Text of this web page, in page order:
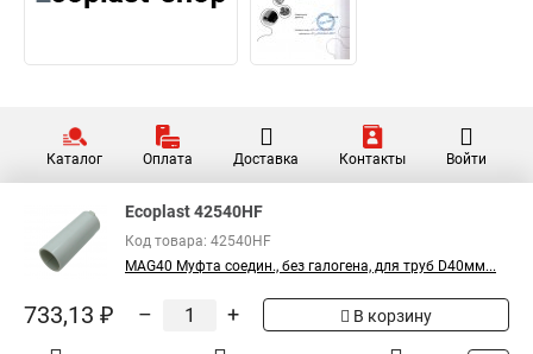
Каталог Оплата Доставка Контакты Войти
Ecoplast 42540HF
Код товара: 42540HF
MAG40 Муфта соедин., без галогена, для труб D40мм...
733,13 ₽ – + В корзину